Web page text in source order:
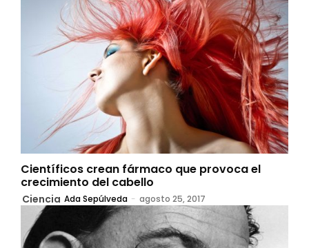
Científicos crean fármaco que provoca el
crecimiento del cabello
Ciencia Ada Sepúlveda - agosto 25, 2017